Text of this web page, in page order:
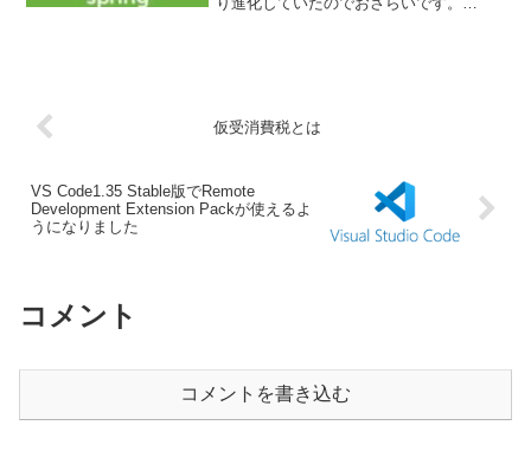
仮受消費税とは
VS Code1.35 Stable版でRemote
Development Extension Packが使えるよ
うになりました
コメント
コメントを書き込む